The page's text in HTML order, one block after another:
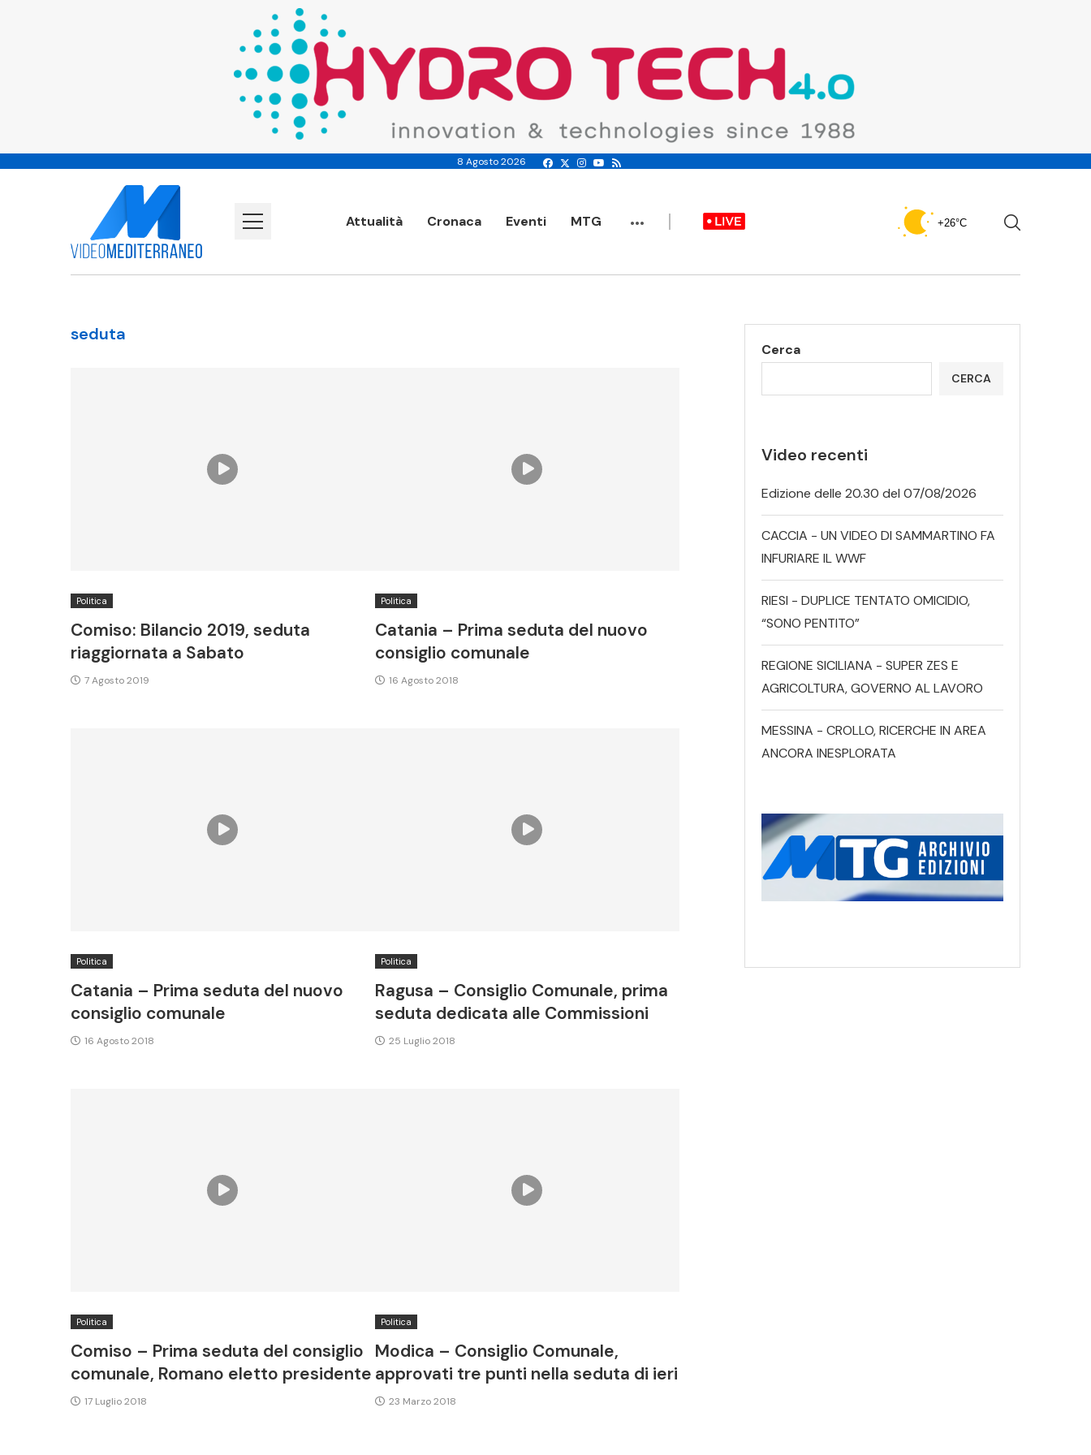
8 Agosto 2026
Attualità Cronaca Eventi MTG ... +26°C
seduta
Politica
Comiso: Bilancio 2019, seduta
riaggiornata a Sabato
7 Agosto 2019
Politica
Catania – Prima seduta del nuovo
consiglio comunale
16 Agosto 2018
Politica
Catania – Prima seduta del nuovo
consiglio comunale
16 Agosto 2018
Politica
Ragusa – Consiglio Comunale, prima
seduta dedicata alle Commissioni
25 Luglio 2018
Politica
Comiso – Prima seduta del consiglio
comunale, Romano eletto presidente
17 Luglio 2018
Politica
Modica – Consiglio Comunale,
approvati tre punti nella seduta di ieri
23 Marzo 2018
Cerca
CERCA
Video recenti
Edizione delle 20.30 del 07/08/2026
CACCIA - UN VIDEO DI SAMMARTINO FA
INFURIARE IL WWF
RIESI - DUPLICE TENTATO OMICIDIO,
“SONO PENTITO”
REGIONE SICILIANA - SUPER ZES E
AGRICOLTURA, GOVERNO AL LAVORO
MESSINA - CROLLO, RICERCHE IN AREA
ANCORA INESPLORATA